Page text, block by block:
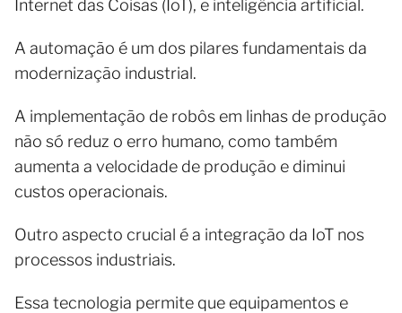
Internet das Coisas (IoT), e inteligência artificial.
A automação é um dos pilares fundamentais da
modernização industrial.
A implementação de robôs em linhas de produção
não só reduz o erro humano, como também
aumenta a velocidade de produção e diminui
custos operacionais.
Outro aspecto crucial é a integração da IoT nos
processos industriais.
Essa tecnologia permite que equipamentos e